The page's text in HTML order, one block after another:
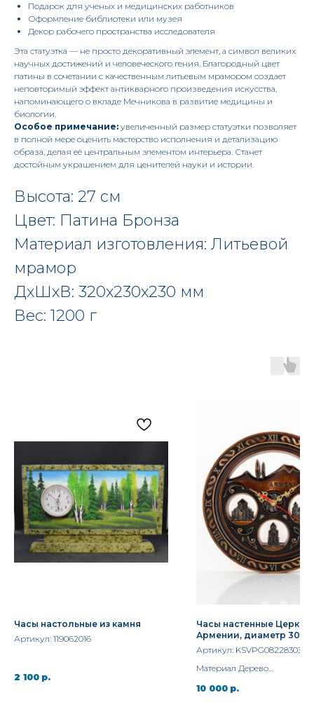
Подарок для ученых и медицинских работников
Оформление библиотеки или музея
Декор рабочего пространства исследователя
Эта статуэтка — не просто декоративный элемент, а символ великих
научных достижений и человеческого гения. Благородный цвет
патины в сочетании с качественным литьевым мрамором создает
неповторимый эффект антикварного произведения искусства,
напоминающего о вкладе Мечникова в развитие медицины и
биологии.
Особое примечание: увеличенный размер статуэтки позволяет
в полной мере оценить мастерство исполнения и детализацию
образа, делая её центральным элементом интерьера. Станет
достойным украшением для ценителей науки и истории.
Высота: 27 см
Цвет: Патина Бронза
Материал изготовления: Литьевой
мрамор
ДxШxВ: 320x230x230 мм
Вес: 1200 г
Часы настольные из камня
Артикул: 119062016
2 100 р.
Часы настенные Церкви
Армении, диаметр 30 см
Артикул:
Материал Дерево
Бренд Vernissage of History
10 000 р.